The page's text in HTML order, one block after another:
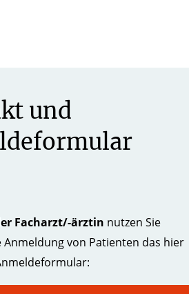
und
Facharzt/-ärztin nutzen Sie
Anmeldung von Patienten das hier